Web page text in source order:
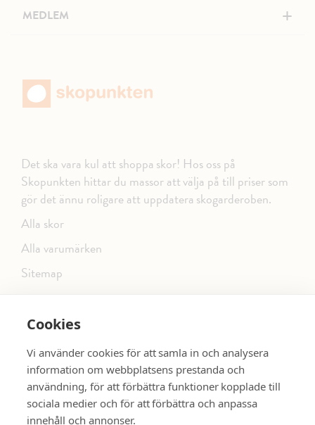
Cookies
Vi använder cookies för att samla in och analysera
information om webbplatsens prestanda och
användning, för att förbättra funktioner kopplade till
sociala medier och för att förbättra och anpassa
innehåll och annonser.
MEDLEM +
Det ska vara kul att shoppa skor! Hos oss på
Skopunkten hittar du massor att välja på till priser som
gör det ännu roligare att uppdatera skogarderoben.
Alla skor
Alla varumärken
Sitemap
FÖLJ OSS PÅ SOCIALA MEDIER
SE MER SKOR: dinsko.se